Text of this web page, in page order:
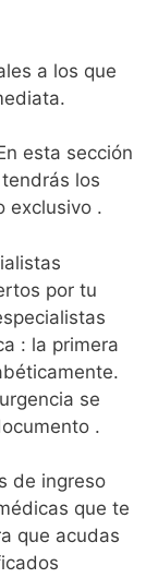
a los que
esta sección
los
exclusivo .
por tu
: la primera
se
.
de ingreso
que te
que acudas